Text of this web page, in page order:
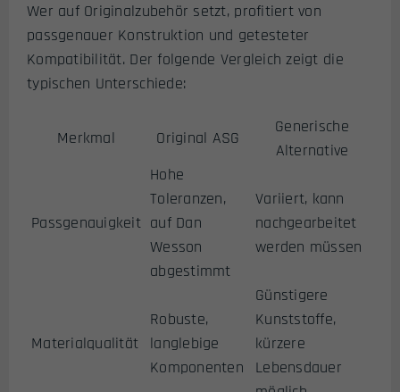
Wer auf Originalzubehör setzt, profitiert von
passgenauer Konstruktion und getesteter
Kompatibilität. Der folgende Vergleich zeigt die
typischen Unterschiede:
Merkmal Original ASG
Generische
Alternative
Passgenauigkeit
Hohe
Toleranzen,
auf Dan
Wesson
abgestimmt
Variiert, kann
nachgearbeitet
werden müssen
Materialqualität
Robuste,
langlebige
Komponenten
Günstigere
Kunststoffe,
kürzere
Lebensdauer